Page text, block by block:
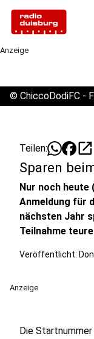
Anzeige
© ChiccoDodiFC -
Teilen: open_in_new
Sparen
Nur noch heute
Anmeldung für
nächsten Jahr
Teilnahme
Veröffentlicht:
Anzeige
Die